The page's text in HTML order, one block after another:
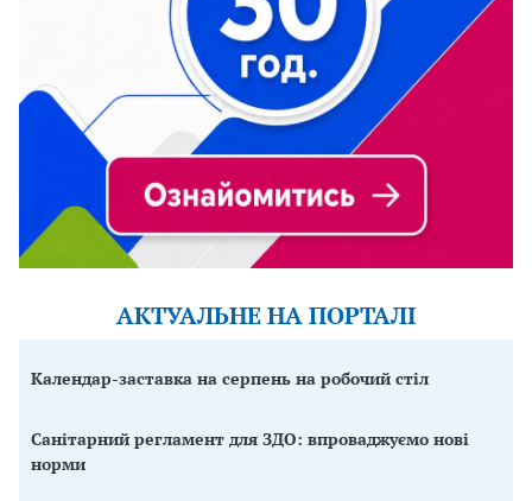
АКТУАЛЬНЕ НА ПОРТАЛІ
Календар-заставка на серпень на робочий стіл
Санітарний регламент для ЗДО: впроваджуємо нові
норми